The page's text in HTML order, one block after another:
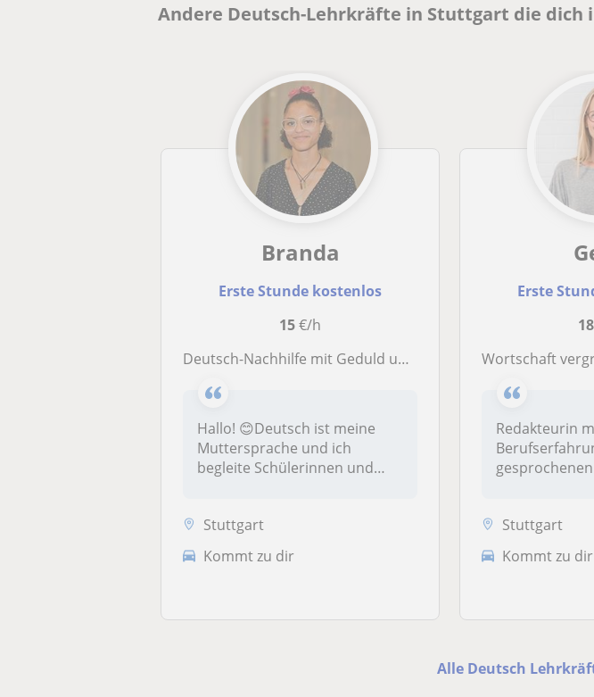
Andere Deutsch-Lehrkräfte in Stuttgart die dich
Branda
Erste Stunde kostenlos
15€/h
Deutsch-Nachhilfe mit Geduld und Verständnis – für Grundschule und Klassen 5–10
Hallo! 😊Deutsch ist meine
Muttersprache und ich
begleite Schülerinnen und
Stuttgart
Kommt zu dir
Erste
18
Wortschaft vergrößern, Grammatik verbessern
Redakteurin
Stuttgart
Kommt zu dir
Alle Deutsch